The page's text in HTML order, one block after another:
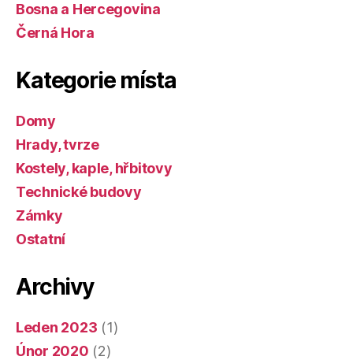
Bosna a Hercegovina
Černá Hora
Kategorie místa
Domy
Hrady, tvrze
Kostely, kaple, hřbitovy
Technické budovy
Zámky
Ostatní
Archivy
Leden 2023 (1)
Únor 2020 (2)